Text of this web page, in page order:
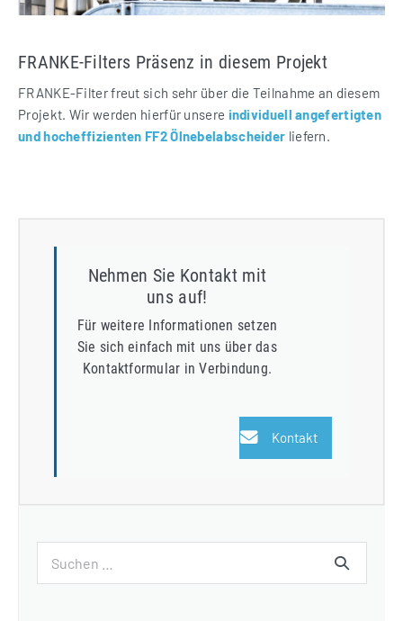
FRANKE-Filters Präsenz in diesem Projekt
FRANKE-Filter freut sich sehr über die Teilnahme an diesem
Projekt. Wir werden hierfür unsere individuell angefertigten
und hocheffizienten FF2 Ölnebelabscheider liefern.
Nehmen Sie Kontakt mit
uns auf!
Für weitere Informationen setzen
Sie sich einfach mit uns über das
Kontaktformular in Verbindung.
Kontakt
nach: